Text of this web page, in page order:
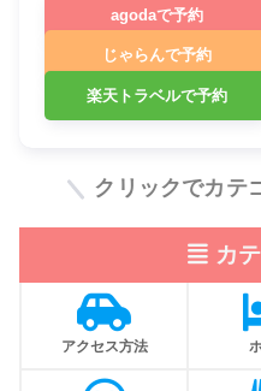
agodaで予約
じゃらんで予約
楽天トラベルで予約
クリックでカテ
カ
アクセス方法